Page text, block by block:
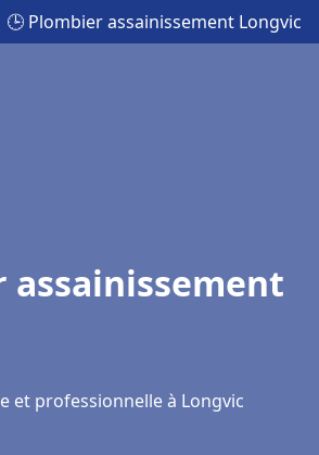
🕒 Plombier assainissement Longvic
assainissement
et professionnelle à Longvic